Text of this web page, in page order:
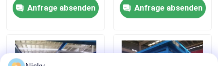
Hoher Reinheitsgrad-Stickstoff-Generator
Anfrage absenden
Anfrage absenden